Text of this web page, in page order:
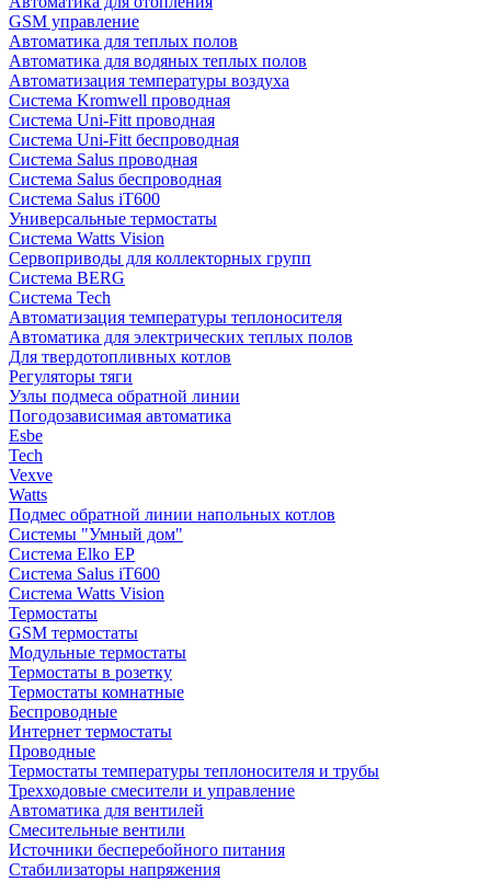
GSM управление
Автоматика для теплых полов
Автоматика для водяных теплых полов
Автоматизация температуры воздуха
Система Kromwell проводная
Система Uni-Fitt проводная
Система Uni-Fitt беспроводная
Система Salus проводная
Система Salus беспроводная
Система Salus iT600
Универсальные термостаты
Система Watts Vision
Сервоприводы для коллекторных групп
Система BERG
Система Tech
Автоматизация температуры теплоносителя
Автоматика для электрических теплых полов
Для твердотопливных котлов
Регуляторы тяги
Узлы подмеса обратной линии
Погодозависимая автоматика
Esbe
Tech
Vexve
Watts
Подмес обратной линии напольных котлов
Системы "Умный дом"
Система Elko EP
Система Salus iT600
Система Watts Vision
Термостаты
GSM термостаты
Модульные термостаты
Термостаты в розетку
Термостаты комнатные
Беспроводные
Интернет термостаты
Проводные
Термостаты температуры теплоносителя и трубы
Трехходовые смесители и управление
Автоматика для вентилей
Смесительные вентили
Источники бесперебойного питания
Стабилизаторы напряжения